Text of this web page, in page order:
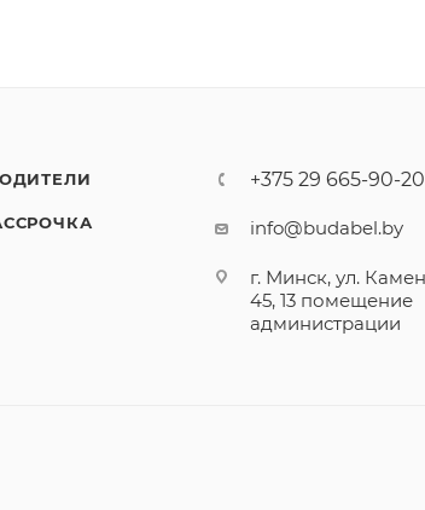
+375 29 665-90-20
info@budabel.by
г. Минск, ул.
45, 13 помещение
администрации